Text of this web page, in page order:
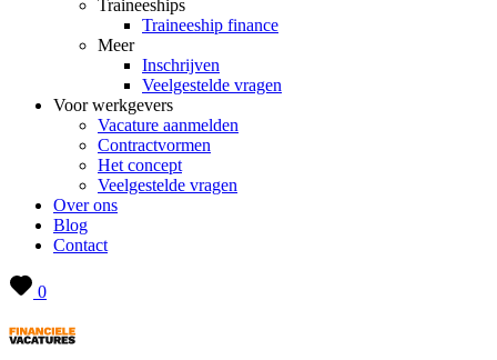
Traineeships
Traineeship finance
Meer
Inschrijven
Veelgestelde vragen
Voor werkgevers
Vacature aanmelden
Contractvormen
Het concept
Veelgestelde vragen
Over ons
Blog
Contact
0